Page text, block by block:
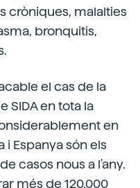
cròniques, malalties
bronquitis,
el cas de la
SIDA en tota la
en
i Espanya són els
casos nous a l'any.
més de 120.000